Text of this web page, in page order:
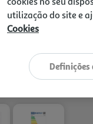
utilização do site e
Cookies
Definições